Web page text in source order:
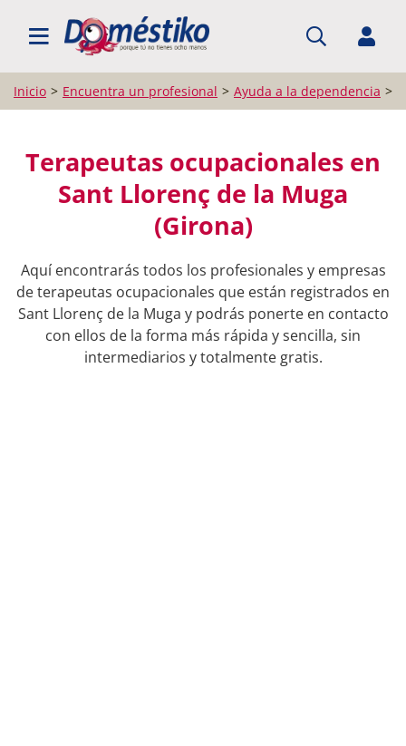
BUSCAR PROFESIONALES
Inicio Encuentra un profesional Ayuda a la dependencia
Terapeutas ocupacionales en
Sant Llorenç de la Muga
(Girona)
Aquí encontrarás todos los profesionales y empresas
de terapeutas ocupacionales que están registrados en
Sant Llorenç de la Muga y podrás ponerte en contacto
con ellos de la forma más rápida y sencilla, sin
intermediarios y totalmente gratis.